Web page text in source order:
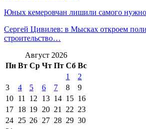
Юных кемеровчан лишили самого
Сергей Цивилев: в Мысках откроем
строительство…
Август 2026
Пн Вт Ср Чт Пт Сб Вс
1
2
3
4 5 6 7 8
9
10 11 12 13 14 15 16
17 18 19 20 21 22 23
24 25 26 27 28 29 30